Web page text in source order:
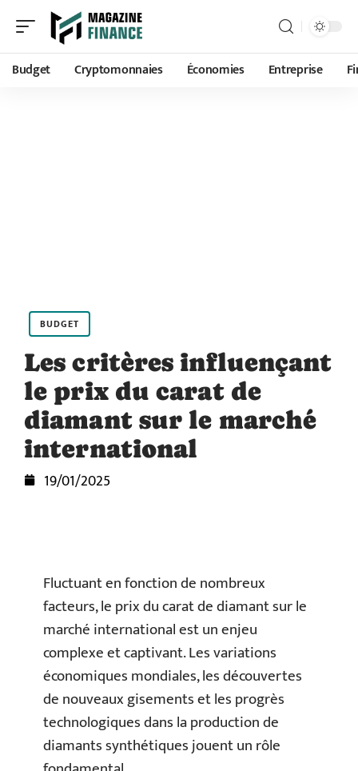
Budget Cryptomonnaies Économies Entreprise
BUDGET
Les critères influençant
le prix du carat de
diamant sur le marché
international
19/01/2025
Fluctuant en fonction de nombreux
facteurs, le prix du carat de diamant sur le
marché international est un enjeu
complexe et captivant. Les variations
économiques mondiales, les découvertes
de nouveaux gisements et les progrès
technologiques dans la production de
diamants synthétiques jouent un rôle